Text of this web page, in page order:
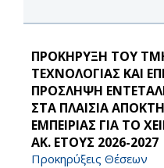
ΠΡΟΚΗΡΥΞΗ ΤΟΥ
ΤΕΧΝΟΛΟΓΙΑΣ ΚΑΙ
ΠΡΟΣΛΗΨΗ
ΣΤΑ ΠΛΑΙΣΙΑ
ΕΜΠΕΙΡΙΑΣ ΓΙΑ ΤΟ
ΑΚ. ΕΤΟΥΣ 2026-2027
Προκηρύξεις Θέσεων